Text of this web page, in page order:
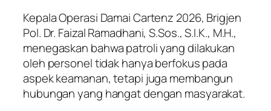
Kepala Operasi Damai Cartenz 2026, Brigjen
Pol. Dr. Faizal Ramadhani, S.Sos., S.I.K., M.H.,
menegaskan bahwa patroli yang dilakukan
oleh personel tidak hanya berfokus pada
aspek keamanan, tetapi juga membangun
hubungan yang hangat dengan masyarakat.